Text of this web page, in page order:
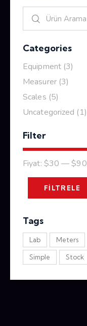
Categories
Equipment (3)
Measurer (3)
Scales (5)
Uncategorized (1)
Filter
FILTRELE
Fiyat: $30 —$90
Tags
Lab Meters
Simple Stock